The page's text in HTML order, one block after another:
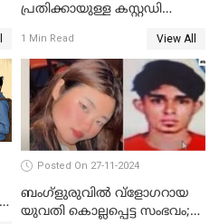
പ്രതിക്കായുള്ള കസ്റ്റഡി
1 Min Read View All
Posted On 27-11-2024
ബംഗ്‌ളുരുവില്‍ വ്‌ളോഗറായ
യുവതി കൊല്ലപ്പെട്ട സംഭവം;